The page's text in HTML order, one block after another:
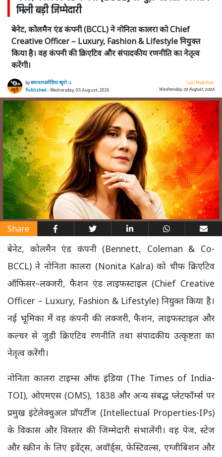
मिली बड़ी जिम्मेदारी
बेनेट, कोलमैन एंड कंपनी (BCCL) ने नोनिता कालरा को Chief
Creative Officer – Luxury, Fashion & Lifestyle नियुक्त
किया है। वह कंपनी की क्रिएटिव और संपादकीय रणनीति का नेतृत्व
करेंगी।
byसमाचार4मीडिया ब्यूरो ।।
Published - Wednesday, 05 August, 2026
Last Modified:
Wednesday, 05 August, 2026
Share
बेनेट, कोलमैन एंड कंपनी (Bennett, Coleman & Co-
BCCL) ने नोनिता कालरा (Nonita Kalra) को चीफ क्रिएटिव
ऑफिसर–लक्जरी, फैशन एंड लाइफस्टाइल (Chief Creative
Officer – Luxury, Fashion & Lifestyle) नियुक्त किया है।
नई भूमिका में वह कंपनी की लक्जरी, फैशन, लाइफस्टाइल और
कल्चर से जुड़ी क्रिएटिव रणनीति तथा संपादकीय उत्कृष्टता का
नेतृत्व करेंगी।
नोनिता कालरा टाइम्स ऑफ इंडिया (The Times of India-
TOI), ओएमएस (OMS), 1838 और अन्य संबद्ध प्लेटफॉर्म्स पर
प्रमुख इंटेलेक्चुअल प्रॉपर्टीज (Intellectual Properties-IPs)
के विकास और विस्तार की जिम्मेदारी संभालेंगी। वह पेज, स्टेज
और स्क्रीन के लिए इवेंट्स, अवॉर्ड्स, फेस्टिवल्स, एग्जीबिशन और